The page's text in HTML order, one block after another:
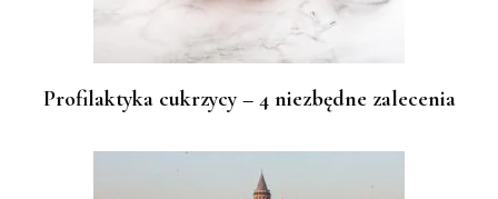
Profilaktyka cukrzycy – 4 niezbędne zalecenia